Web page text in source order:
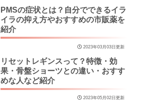
PMSの症状とは？自分でできるイラ
イラの抑え方やおすすめの市販薬を
紹介
2023年03月03日更新
リセットレギンスって？特徴・効
果・骨盤ショーツとの違い・おすす
めな人など紹介
2023年05月02日更新